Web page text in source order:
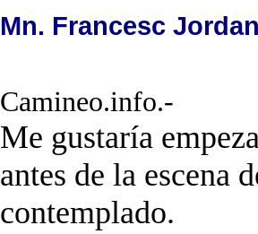
Mn. Francesc
Camineo.info.-
Me gustaría
antes de la escena
contemplado.